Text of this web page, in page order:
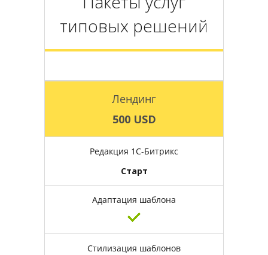
типовых решений
Лендинг
500 USD
Редакция 1С-Битрикс
Старт
Адаптация шаблона
Стилизация шаблонов